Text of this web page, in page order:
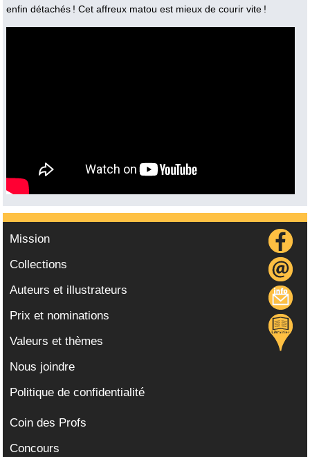
enfin détachés ! Cet affreux matou est mieux de courir vite !
Mission
Collections
Auteurs et illustrateurs
Prix et nominations
Valeurs et thèmes
Nous joindre
Politique de confidentialité
Coin des Profs
Concours